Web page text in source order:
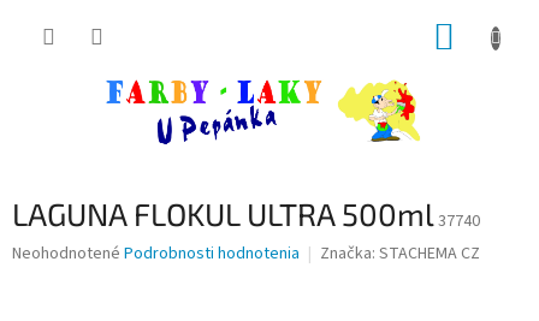
LAGUNA FLOKUL ULTRA 500ml37740
Priemerné
Neohodnotené Podrobnosti hodnotenia Značka: STACHEMA CZ